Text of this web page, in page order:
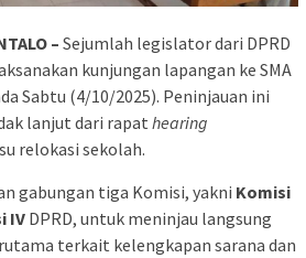
– Sejumlah legislator dari DPRD
kunjungan lapangan ke SMA
Sabtu (4/10/2025). Peninjauan ini
lanjut dari rapat hearing
relokasi sekolah.
gabungan tiga Komisi, yakni Komisi
IV DPRD, untuk meninjau langsung
terkait kelengkapan sarana dan